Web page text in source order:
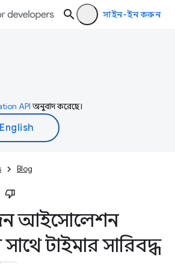
সাইন-ইন করুন
APIঅনুবাদ করেছে।
Blog
আইসোলেশন
টাইমার সারিবদ্ধ